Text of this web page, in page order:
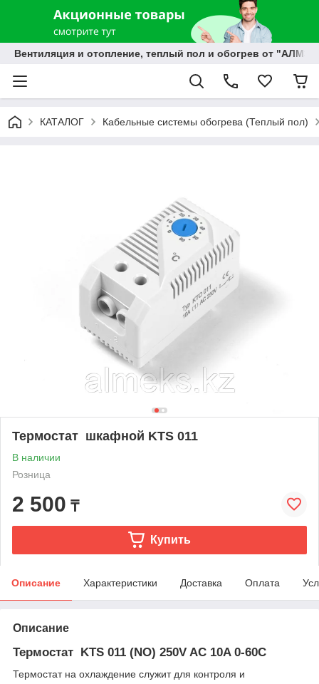
Вентиляция и отопление, теплый пол и обогрев от
КАТАЛОГ Кабельные системы обогрева (Теплый пол)
Термостат шкафной KTS 011
В наличии
Розница
2 500 ₸
Купить
Описание Характеристики Доставка Оплата
Описание
Термостат KTS 011 (NO) 250V AC 10A 0-60C
Термостат на охлаждение служит для контроля и